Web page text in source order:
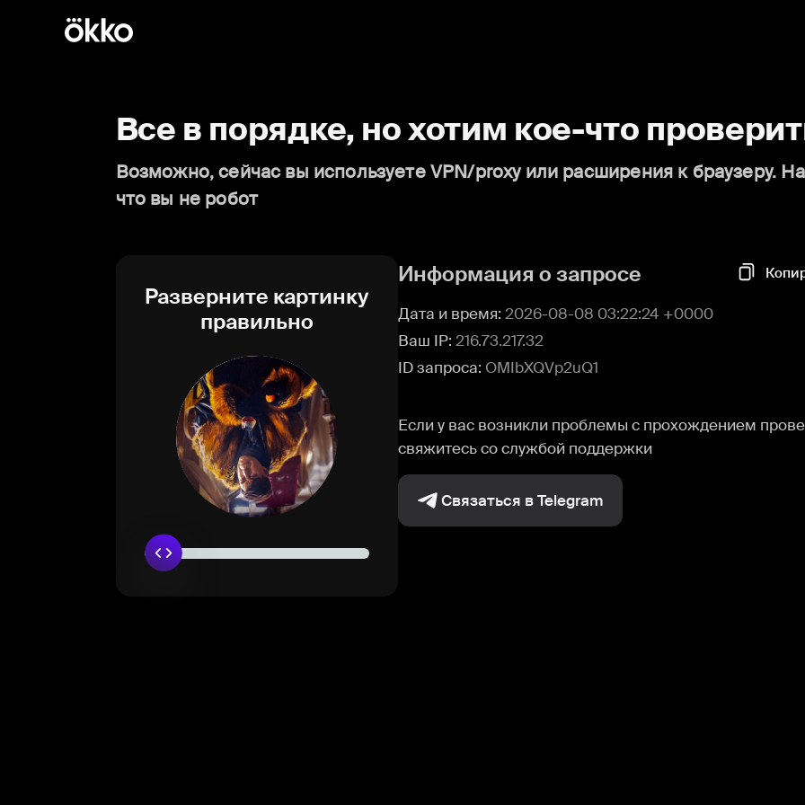
Все в порядке, но хотим кое-что
Возможно, сейчас вы используете VPN/proxy или расширения к браузеру.
что вы не робот
Разверните картинку
правильно
Информация о запросе
Дата и время: 2026-08-08 03:22:24 +0000
Ваш IP: 216.73.217.32
ID запроса: OMIbXQVp2uQ1
Если у вас возникли проблемы с прохождением
свяжитесь со службой поддержки
Связаться в Telegram